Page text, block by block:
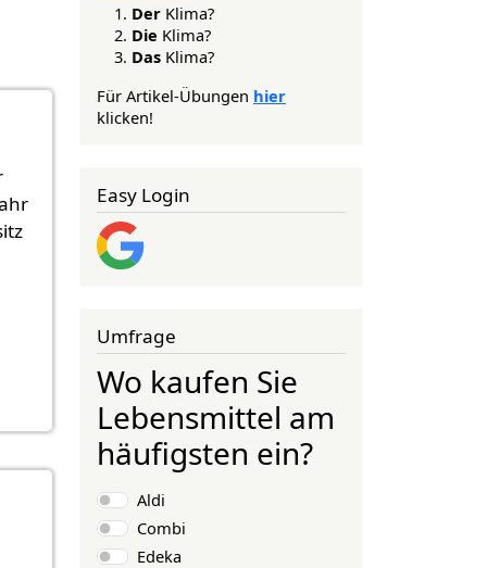
Der Klima?
Die Klima?
Das Klima?
Für Artikel-Übungen hier
klicken!
Easy Login
Umfrage
Wo kaufen Sie
Lebensmittel am
häufigsten ein?
Auswahlmöglichkeiten
Aldi
Combi
Edeka